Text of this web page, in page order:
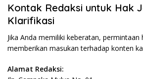
Kontak Redaksi untuk Hak
Klarifikasi
Jika Anda memiliki keberatan,
memberikan masukan terhadap konten
Alamat Redaksi: